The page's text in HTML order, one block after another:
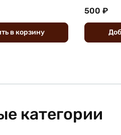
вкорзину
500 ₽
категории